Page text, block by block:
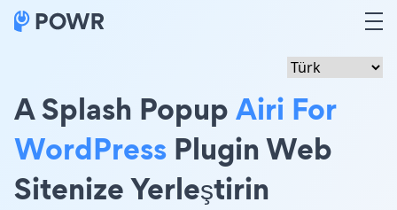
A Splash PopupAiri For
WordPress Plugin Web
Sitenize Yerleştirin